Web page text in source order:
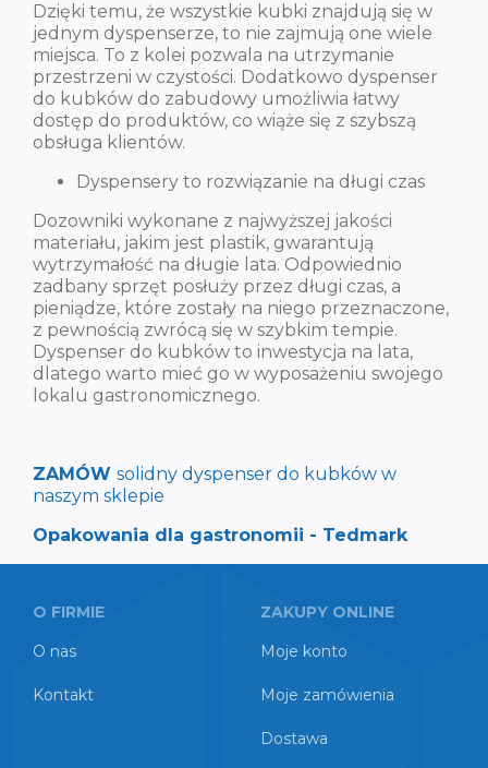
Dzięki temu, że wszystkie kubki znajdują się w
jednym dyspenserze, to nie zajmują one wiele
miejsca. To z kolei pozwala na utrzymanie
przestrzeni w czystości. Dodatkowo dyspenser
do kubków do zabudowy umożliwia łatwy
dostęp do produktów, co wiąże się z szybszą
obsługa klientów.
Dyspensery to rozwiązanie na długi czas
Dozowniki wykonane z najwyższej jakości
materiału, jakim jest plastik, gwarantują
wytrzymałość na długie lata. Odpowiednio
zadbany sprzęt posłuży przez długi czas, a
pieniądze, które zostały na niego przeznaczone,
z pewnością zwrócą się w szybkim tempie.
Dyspenser do kubków to inwestycja na lata,
dlatego warto mieć go w wyposażeniu swojego
lokalu gastronomicznego.
ZAMÓW solidny dyspenser do kubków w
naszym sklepie
Opakowania dla gastronomii - Tedmark
O FIRMIE
O nas
Kontakt
ZAKUPY ONLINE
Moje konto
Moje zamówienia
Dostawa